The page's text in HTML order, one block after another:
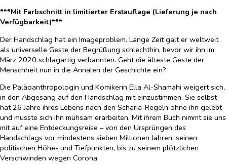
***Mit Farbschnitt in limitierter Erstauflage (Lieferung je nach
Verfügbarkeit)***
Der Handschlag hat ein Imageproblem. Lange Zeit galt er weltweit
als universelle Geste der Begrüßung schlechthin, bevor wir ihn im
März 2020 schlagartig verbannten. Geht die älteste Geste der
Menschheit nun in die Annalen der Geschichte ein?
Die Paläoanthropologin und Komikerin Ella Al-Shamahi weigert sich,
in den Abgesang auf den Handschlag mit einzustimmen. Sie selbst
hat 26 Jahre ihres Lebens nach den Scharia-Regeln ohne ihn gelebt
und musste sich ihn mühsam erarbeiten. Mit ihrem Buch nimmt sie uns
mit auf eine Entdeckungsreise – von den Ursprüngen des
Handschlags vor mindestens sieben Millionen Jahren, seinen
politischen Höhe- und Tiefpunkten, bis zu seinem plötzlichen
Verschwinden wegen Corona.